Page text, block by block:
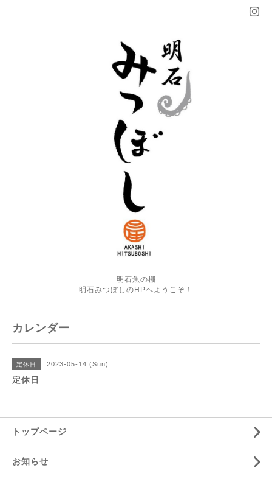
明石魚の棚
明石みつぼしのHPへようこそ！
カレンダー
定休日 2023-05-14 (Sun)
定休日
トップページ
お知らせ